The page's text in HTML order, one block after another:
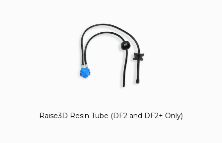
Raise3D Resin Tube (DF2 and DF2+ Only)